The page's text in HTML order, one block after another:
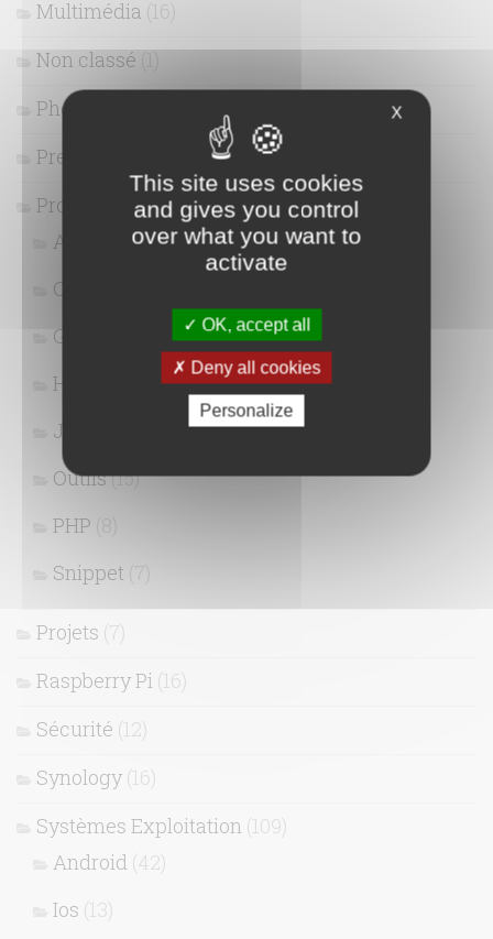
Multimédia (16)
Non classé (1)
Photographie
Presse
Programmation(41)
Algorithmique(1)
C++
Git
HTML / CSS(9)
Javascript / Jquery(5)
Outils(15)
PHP (8)
Snippet (7)
Projets (7)
Raspberry Pi (16)
Sécurité (12)
Synology (16)
Systèmes Exploitation (109)
Android (42)
Ios (13)
X
This site uses cookies
and gives you control
over what you want to
activate
OK, accept all
Deny all cookies
Personalize